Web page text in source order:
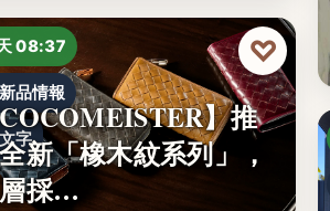
円
08:37
新品情報
文字
】推
新「橡木紋系列」，
採…
♡